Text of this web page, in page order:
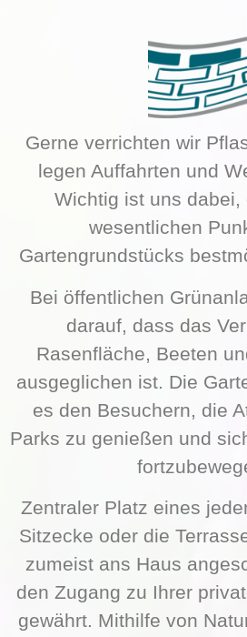
Gerne verrichten wir
legen Auffahrten und
Wichtig ist uns dabei,
wesentlichen
Gartengrundstücks
Bei öffentlichen
darauf, dass das
Rasenfläche, Beeten
ausgeglichen ist. Die
es den Besuchern, die
Parks zu genießen und
Zentraler Platz eines
Sitzecke oder die
zumeist ans Haus
den Zugang zu Ihrer
gewährt. Mithilfe von